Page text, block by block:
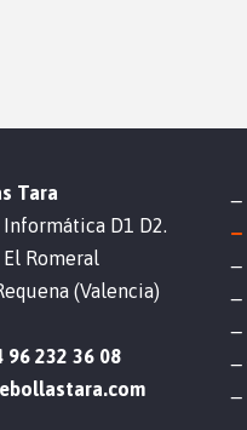
Tara
Informática D1 D2.
Romeral
(Valencia)
96 232 36 08